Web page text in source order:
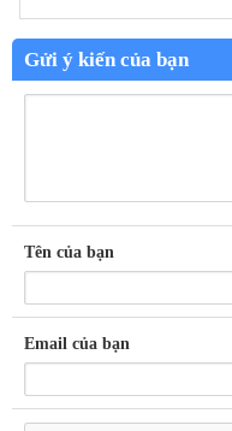
Gửi ý kiến của bạn
Tên của bạn
Email của bạn